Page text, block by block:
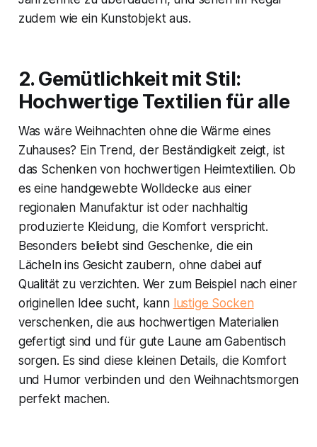
zudem wie ein Kunstobjekt aus.
2. Gemütlichkeit mit Stil:
Hochwertige Textilien für alle
Was wäre Weihnachten ohne die Wärme eines
Zuhauses? Ein Trend, der Beständigkeit zeigt, ist
das Schenken von hochwertigen Heimtextilien. Ob
es eine handgewebte Wolldecke aus einer
regionalen Manufaktur ist oder nachhaltig
produzierte Kleidung, die Komfort verspricht.
Besonders beliebt sind Geschenke, die ein
Lächeln ins Gesicht zaubern, ohne dabei auf
Qualität zu verzichten. Wer zum Beispiel nach einer
originellen Idee sucht, kann lustige Socken
verschenken, die aus hochwertigen Materialien
gefertigt sind und für gute Laune am Gabentisch
sorgen. Es sind diese kleinen Details, die Komfort
und Humor verbinden und den Weihnachtsmorgen
perfekt machen.